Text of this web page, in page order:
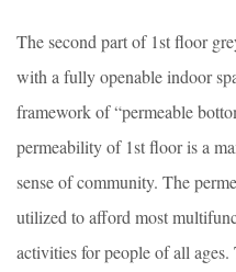
The second part of 1st floor
with a fully openable indoor
framework of “permeable
permeability of 1st floor is a
sense of community. The
utilized to afford most
activities for people of all ages.